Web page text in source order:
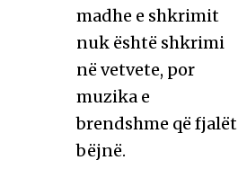
madhe e shkrimit
nuk është shkrimi
në vetvete, por
muzika e
brendshme që fjalët
bëjnë.